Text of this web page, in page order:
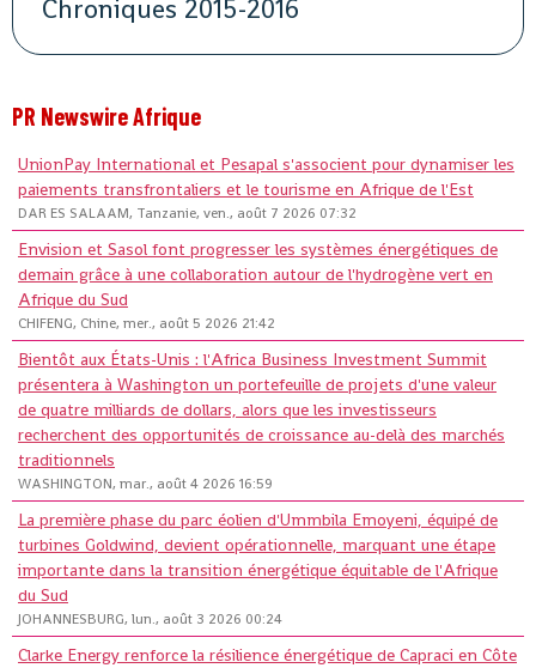
Chroniques 2015-2016
PR Newswire Afrique
UnionPay International et Pesapal s'associent pour dynamiser les
paiements transfrontaliers et le tourisme en Afrique de l'Est
DAR ES SALAAM, Tanzanie, ven., août 7 2026 07:32
Envision et Sasol font progresser les systèmes énergétiques de
demain grâce à une collaboration autour de l'hydrogène vert en
Afrique du Sud
CHIFENG, Chine, mer., août 5 2026 21:42
Bientôt aux États-Unis : l'Africa Business Investment Summit
présentera à Washington un portefeuille de projets d'une valeur
de quatre milliards de dollars, alors que les investisseurs
recherchent des opportunités de croissance au-delà des marchés
traditionnels
WASHINGTON, mar., août 4 2026 16:59
La première phase du parc éolien d'Ummbila Emoyeni, équipé de
turbines Goldwind, devient opérationnelle, marquant une étape
importante dans la transition énergétique équitable de l'Afrique
du Sud
JOHANNESBURG, lun., août 3 2026 00:24
Clarke Energy renforce la résilience énergétique de Capraci en Côte